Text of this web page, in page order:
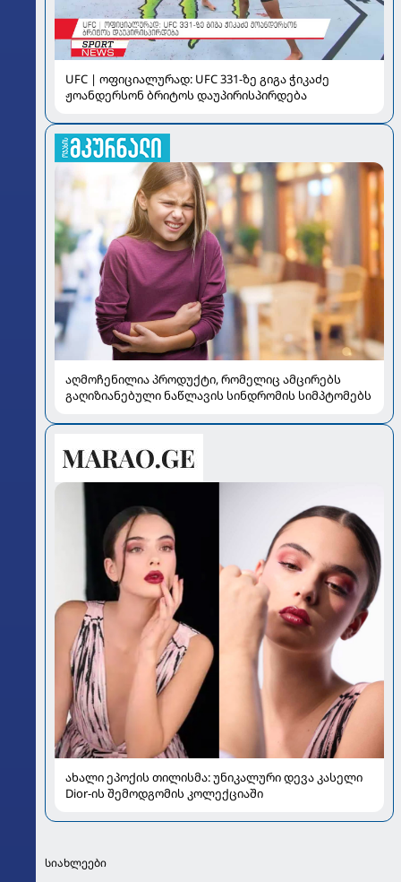
UFC | ოფიციალურად: UFC 331-ზე გიგა ჭიკაძე
ჟოანდერსონ ბრიტოს დაუპირისპირდება
აღმოჩენილია პროდუქტი, რომელიც ამცირებს
გაღიზიანებული ნაწლავის სინდრომის სიმპტომებს
ახალი ეპოქის თილისმა: უნიკალური დევა კასელი
Dior-ის შემოდგომის კოლექციაში
სიახლეები